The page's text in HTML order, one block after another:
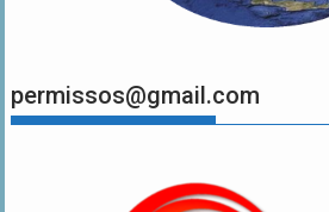
permissos@gmail.com